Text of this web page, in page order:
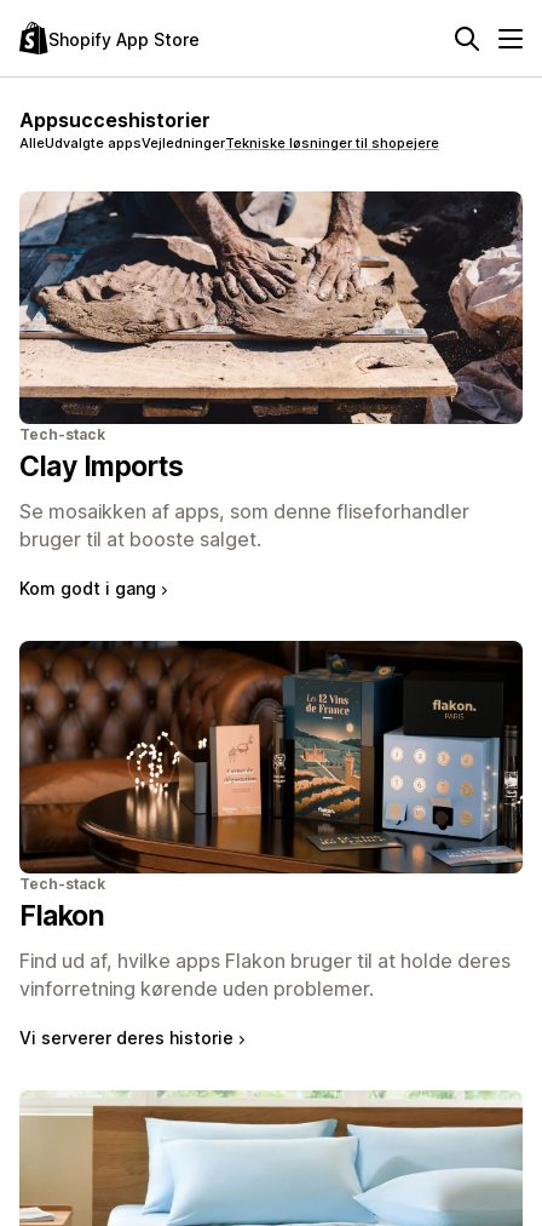
Shopify App Store
Appsucceshistorier
AlleUdvalgte appsVejledningerTekniske løsninger til shopejere
Tech-stack
Clay Imports
Se mosaikken af apps, som denne fliseforhandler
bruger til at booste salget.
Kom godt i gang
Tech-stack
Flakon
Find ud af, hvilke apps Flakon bruger til at holde deres
vinforretning kørende uden problemer.
Vi serverer deres historie